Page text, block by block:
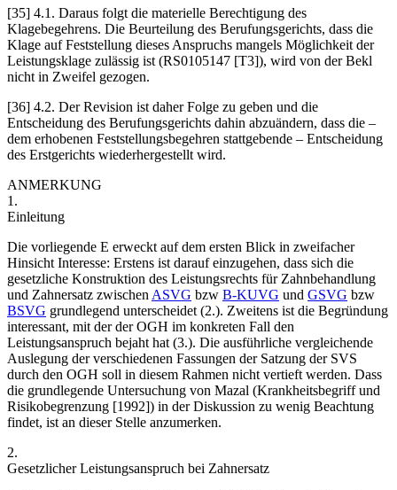
[35] 4.1. Daraus folgt die materielle Berechtigung des
Klagebegehrens. Die Beurteilung des Berufungsgerichts, dass die
Klage auf Feststellung dieses Anspruchs mangels Möglichkeit der
Leistungsklage zulässig ist (RS0105147 [T3]), wird von der Bekl
nicht in Zweifel gezogen.
[36] 4.2. Der Revision ist daher Folge zu geben und die
Entscheidung des Berufungsgerichts dahin abzuändern, dass die –
dem erhobenen Feststellungsbegehren stattgebende – Entscheidung
des Erstgerichts wiederhergestellt wird.
ANMERKUNG
1.
Einleitung
Die vorliegende E erweckt auf dem ersten Blick in zweifacher
Hinsicht Interesse: Erstens ist darauf einzugehen, dass sich die
gesetzliche Konstruktion des Leistungsrechts für Zahnbehandlung
und Zahnersatz zwischen ASVG bzw B-KUVG und GSVG bzw
BSVG grundlegend unterscheidet (2.). Zweitens ist die Begründung
interessant, mit der der OGH im konkreten Fall den
Leistungsanspruch bejaht hat (3.). Die ausführliche vergleichende
Auslegung der verschiedenen Fassungen der Satzung der SVS
durch den OGH soll in diesem Rahmen nicht vertieft werden. Dass
die grundlegende Untersuchung von Mazal (Krankheitsbegriff und
Risikobegrenzung [1992]) in der Diskussion zu wenig Beachtung
findet, ist an dieser Stelle anzumerken.
2.
Gesetzlicher Leistungsanspruch bei Zahnersatz